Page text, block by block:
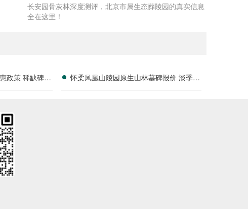
长安园骨灰林深度测评，北京市属生态葬陵园的真实信息
全在这里！
政策 稀缺碑位
怀柔凤凰山陵园原生山林墓碑报价 淡季专